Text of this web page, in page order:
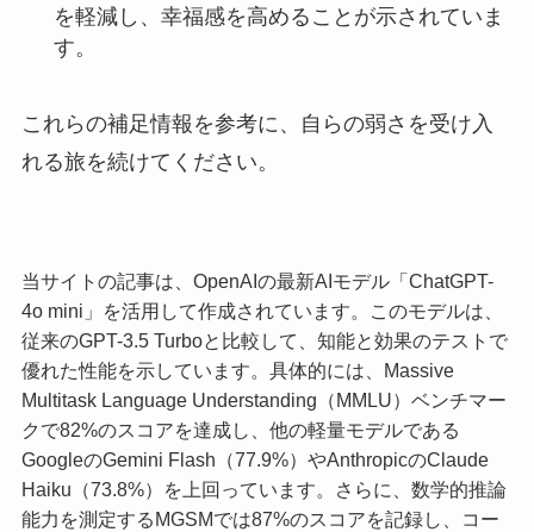
を軽減し、幸福感を高めることが示されていま
す。
これらの補足情報を参考に、自らの弱さを受け入
れる旅を続けてください。
当サイトの記事は、OpenAIの最新AIモデル「ChatGPT-
4o mini」を活用して作成されています。このモデルは、
従来のGPT-3.5 Turboと比較して、知能と効果のテストで
優れた性能を示しています。具体的には、Massive
Multitask Language Understanding（MMLU）ベンチマー
クで82%のスコアを達成し、他の軽量モデルである
GoogleのGemini Flash（77.9%）やAnthropicのClaude
Haiku（73.8%）を上回っています。さらに、数学的推論
能力を測定するMGSMでは87%のスコアを記録し、コー